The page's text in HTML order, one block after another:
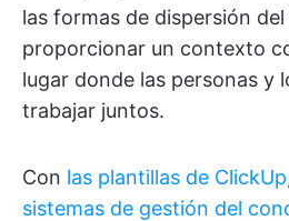
las formas de dispersión
proporcionar un contexto
lugar donde las personas y
trabajar juntos.
Con las plantillas de ClickUp
sistemas de gestión del